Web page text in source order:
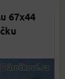
67x44